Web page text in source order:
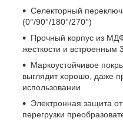
Селекторный
(0°/90°/180°/270°)
Прочный корпус из
жесткости и
Маркоустойчивое
выглядит хорошо, даже
использовании
Электронная защита
перегрузки